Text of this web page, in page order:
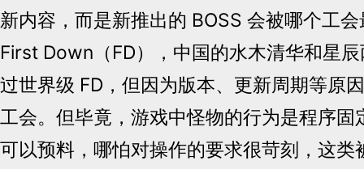
新内容，而是新推出的 BOSS 会被哪个工
First Down（FD），中国的水木清华和星
过世界级 FD，但因为版本、更新周期等原
工会。但毕竟，游戏中怪物的行为是程序固
可以预料，哪怕对操作的要求很苛刻，这